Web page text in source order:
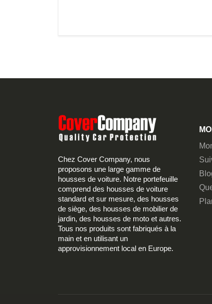
Chez Cover Company, nous
proposons une large gamme de
housses de voiture. Notre portefeuille
comprend des housses de voiture
standard et sur mesure, des housses
de siège, des housses de mobilier de
jardin, des housses de moto et autres.
Tous nos produits sont fabriqués à la
main et en utilisant un
approvisionnement local en Europe.